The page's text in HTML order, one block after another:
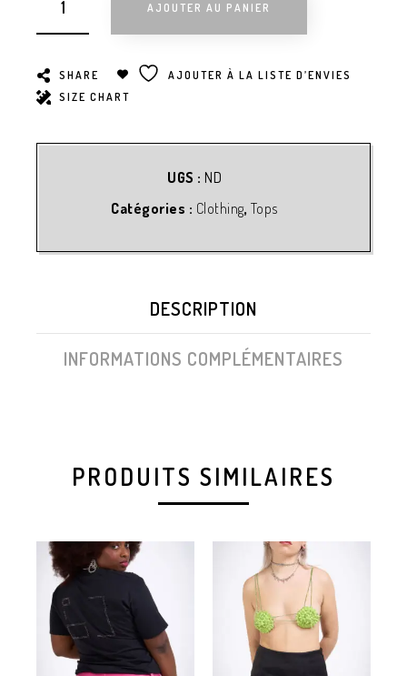
AJOUTER AU PANIER
SHARE
AJOUTER À LA LISTE D’ENVIES
SIZE CHART
UGS : ND
Catégories : Clothing, Tops
DESCRIPTION
INFORMATIONS COMPLÉMENTAIRES
PRODUITS SIMILAIRES